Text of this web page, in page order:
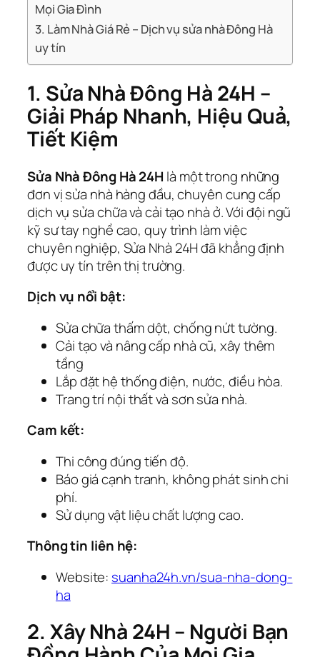
Mọi Gia Đình
3. Làm Nhà Giá Rẻ – Dịch vụ sửa nhà Đông Hà
uy tín
1. Sửa Nhà Đông Hà 24H –
Giải Pháp Nhanh, Hiệu Quả,
Tiết Kiệm
Sửa Nhà Đông Hà 24H là một trong những
đơn vị sửa nhà hàng đầu, chuyên cung cấp
dịch vụ sửa chữa và cải tạo nhà ở. Với đội ngũ
kỹ sư tay nghề cao, quy trình làm việc
chuyên nghiệp, Sửa Nhà 24H đã khẳng định
được uy tín trên thị trường.
Dịch vụ nổi bật:
Sửa chữa thấm dột, chống nứt tường.
Cải tạo và nâng cấp nhà cũ, xây thêm
tầng
Lắp đặt hệ thống điện, nước, điều hòa.
Trang trí nội thất và sơn sửa nhà.
Cam kết:
Thi công đúng tiến độ.
Báo giá cạnh tranh, không phát sinh chi
phí.
Sử dụng vật liệu chất lượng cao.
Thông tin liên hệ:
Website: suanha24h.vn/sua-nha-dong-
ha
2. Xây Nhà 24H – Người Bạn